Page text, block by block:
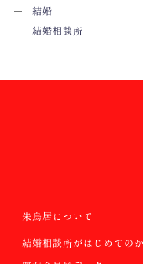
結婚
結婚相談所
朱鳥居について
結婚相談所がはじめての